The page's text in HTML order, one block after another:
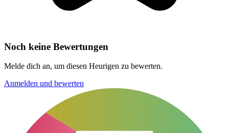
Noch keine Bewertungen
Melde dich an, um diesen Heurigen zu bewerten.
Anmelden und bewerten